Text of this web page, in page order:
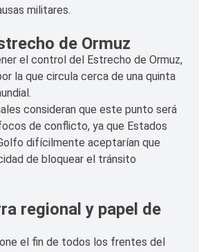
militares.
de Ormuz
el control del Estrecho de Ormuz,
la que circula cerca de una quinta
consideran que este punto será
de conflicto, ya que Estados
difícilmente aceptarían que
de bloquear el tránsito
regional y papel de
el fin de todos los frentes del